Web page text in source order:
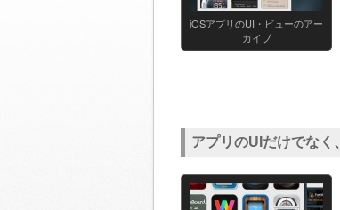
iOSアプリのUI・ビューのアー
カイブ
アプリのUIだけでなく